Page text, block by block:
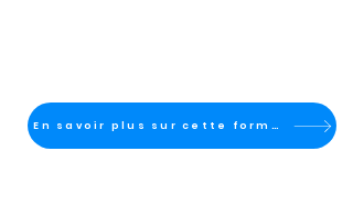
En savoir plus sur cette formation